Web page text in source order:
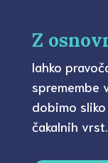
Z
lahko
spremembe
dobimo
čakalnih vrst.